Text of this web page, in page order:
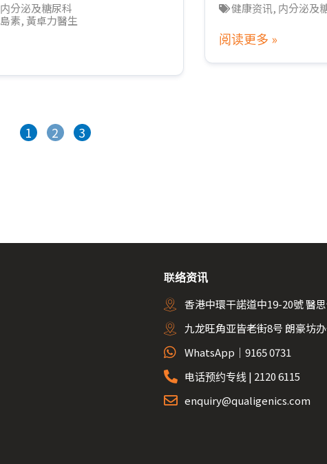
内分泌及糖尿科
素, 黃卓力醫生
健康资讯, 内分泌及
阅读更多 »
1 2 3
联络资讯
香港中環干諾道中19-20號 醫
九龙旺角亚皆老街8号 朗豪坊
WhatsApp｜9165 0731
电话预约专线 | 2120 6115
enquiry@qualigenics.com